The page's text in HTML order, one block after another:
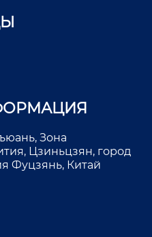
Зона
Цзиньцзян, город
Фуцзянь, Китай